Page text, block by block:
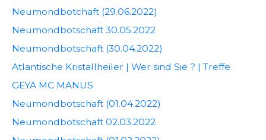
Neumondbotchaft (29.06.2022)
Neumondbotschaft 30.05.2022
Neumondbotschaft (30.04.2022)
Atlantische Kristallheiler | Wer sind Sie ? | Treffe
GEYA MC MANUS
Neumondbotschaft (01.04.2022)
Neumondbotschaft 02.03.2022